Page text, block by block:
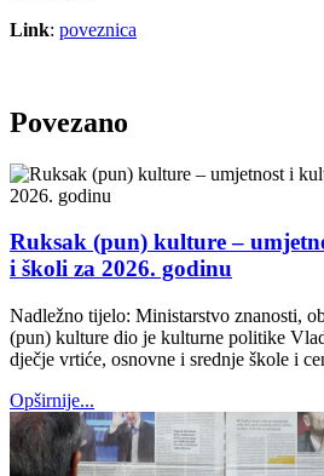
Link: poveznica
Povezano
Ruksak (pun) kulture –
i školi za 2026. godinu
Nadležno tijelo: Ministarstvo znanosti,
(pun) kulture dio je kulturne politike
dječje vrtiće, osnovne i srednje škole i
Opširnije...